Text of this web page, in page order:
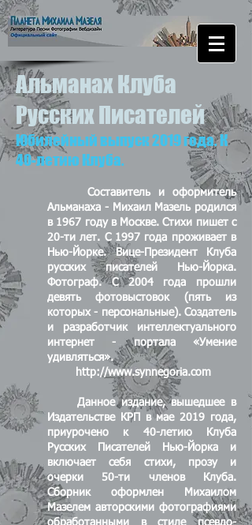
Альманах Клуба
Русских Писателей
Юбилейный выпуск 2019 года. К
40-летию Клуба.
Составитель и оформитель
Альманаха - Михаил Мазель родился
в 1967 году в Москве. Стихи пишет с
20-ти лет. С 1997 года проживает в
Нью-Йорке. Вице-Президент Клуба
русских писателей Нью-Йорка.
Фотограф. С 2004 года прошли
девять фотовыстовок (пять из
которых - персональные). Создатель
и разработчик интеллектуального
интернет - портала «Умение
удивляться».
http://www.synnegoria.com
Данное издание, вышедшее в
Издательстве КРП в мае 2019 года,
приурочено к 40-летию Клуба
Русских Писателей Нью-Йорка и
включает себя стихи, прозу и
очерки 50-ти членов Клуба.
Сборник оформлен Михаилом
Мазелем авторскими фотографиями
обработанными в стиле псевдо-